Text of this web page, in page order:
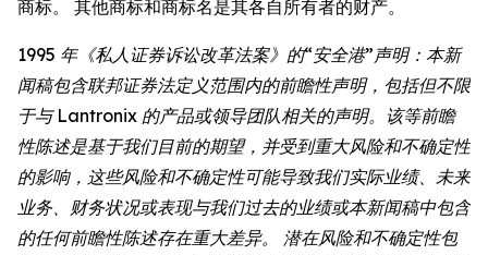
商标。 其他商标和商标名是其各自所有者的财产。
1995 年《私人证券诉讼改革法案》的“安全港”声明：本新
闻稿包含联邦证券法定义范围内的前瞻性声明，包括但不限
于与 Lantronix 的产品或领导团队相关的声明。该等前瞻
性陈述是基于我们目前的期望，并受到重大风险和不确定性
的影响，这些风险和不确定性可能导致我们实际业绩、未来
业务、财务状况或表现与我们过去的业绩或本新闻稿中包含
的任何前瞻性陈述存在重大差异。 潜在风险和不确定性包